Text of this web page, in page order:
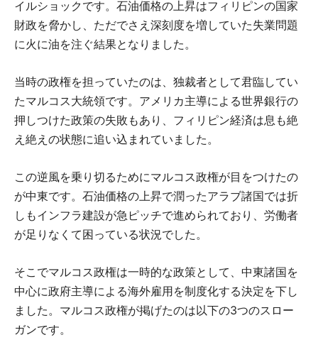
イルショックです。石油価格の上昇はフィリピンの国家
財政を脅かし、ただでさえ深刻度を増していた失業問題
に火に油を注ぐ結果となりました。
当時の政権を担っていたのは、独裁者として君臨してい
たマルコス大統領です。アメリカ主導による世界銀行の
押しつけた政策の失敗もあり、フィリピン経済は息も絶
え絶えの状態に追い込まれていました。
この逆風を乗り切るためにマルコス政権が目をつけたの
が中東です。石油価格の上昇で潤ったアラブ諸国では折
しもインフラ建設が急ピッチで進められており、労働者
が足りなくて困っている状況でした。
そこでマルコス政権は一時的な政策として、中東諸国を
中心に政府主導による海外雇用を制度化する決定を下し
ました。マルコス政権が掲げたのは以下の3つのスロー
ガンです。